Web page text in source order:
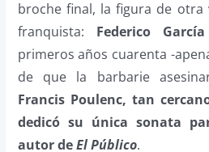
broche final, la figura de
franquista: Federico
primeros años cuarenta -
de que la barbarie
Francis Poulenc, tan
dedicó su única sonata
autor deEl Público.